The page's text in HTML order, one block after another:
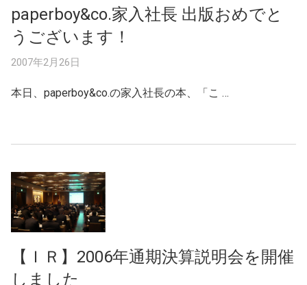
paperboy&co.家入社長 出版おめでと
うございます！
2007年2月26日
本日、paperboy&co.の家入社長の本、「こ …
【ＩＲ】2006年通期決算説明会を開催
しました